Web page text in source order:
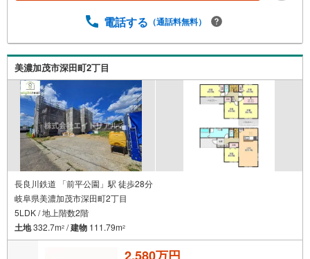
調整をお願いする場合もございますのでご了承くださ
後、お客様のご要望やご予算などに関する情報のヒアリン
グと弊社の簡単なご説明をさせていただきます。
電話する （通話料無料）
美濃加茂市深田町2丁目
長良川鉄道 「前平公園」駅 徒歩28分
岐阜県美濃加茂市深田町2丁目
5LDK / 地上階数2階
土地332.7m2 /建物 111.79m2
2,580万円